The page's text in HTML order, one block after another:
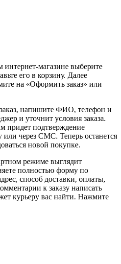
магазине выберите
его в корзину. Далее
на «Оформить заказ» или
напишите ФИО, телефон и
и уточнит условия заказа.
придет подтверждение
или через СМС. Теперь останется
новой покупке.
режиме выглядит
полностью форму по
способ доставки, оплаты,
к заказу написать
курьеру вас найти. Нажмите